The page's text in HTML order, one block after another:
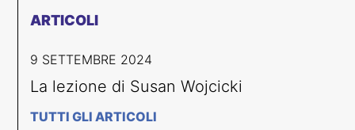
ARTICOLI
9 SETTEMBRE 2024
La lezione di Susan Wojcicki
TUTTI GLI ARTICOLI